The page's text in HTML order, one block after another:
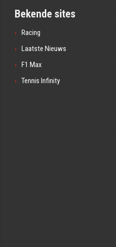
Bekende sites
Racing
Laatste Nieuws
F1 Max
Tennis Infinity